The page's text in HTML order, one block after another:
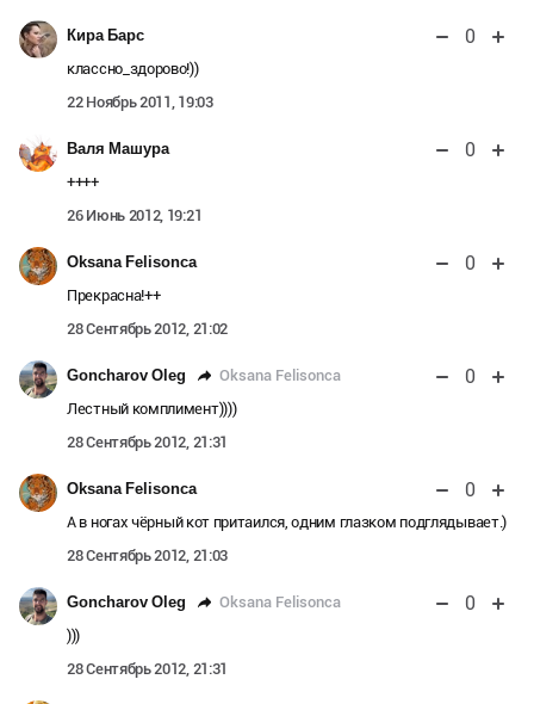
Кира Барс 0
классно_здорово!))
22 Ноябрь 2011, 19:03
Валя Машура 0
++++
26 Июнь 2012, 19:21
Oksana Felisonca 0
Прекрасна!++
28 Сентябрь 2012, 21:02
Goncharov Oleg Oksana Felisonca 0
Лестный комплимент))))
28 Сентябрь 2012, 21:31
Oksana Felisonca 0
А в ногах чёрный кот притаился, одним глазком подглядывает.)
28 Сентябрь 2012, 21:03
Goncharov Oleg Oksana Felisonca 0
)))
28 Сентябрь 2012, 21:31